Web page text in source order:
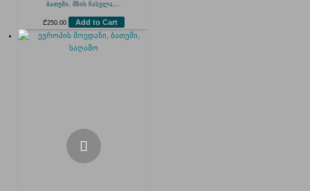
ბათუმი, მზის ჩასვლა,...
₾250.00 Add to Cart